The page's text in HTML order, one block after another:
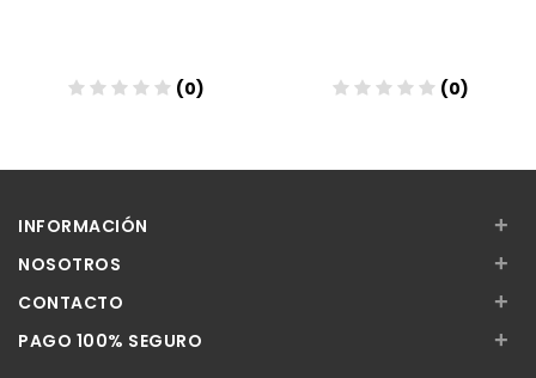
(0) (0)
INFORMACIÓN +
NOSOTROS +
CONTACTO +
PAGO 100% SEGURO +